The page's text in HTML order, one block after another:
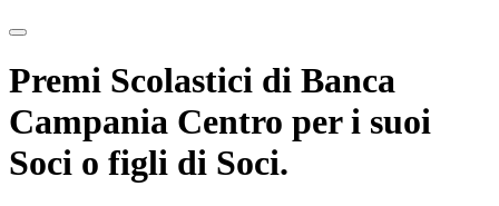
Premi Scolastici di Banca
Campania Centro per i suoi
Soci o figli di Soci.